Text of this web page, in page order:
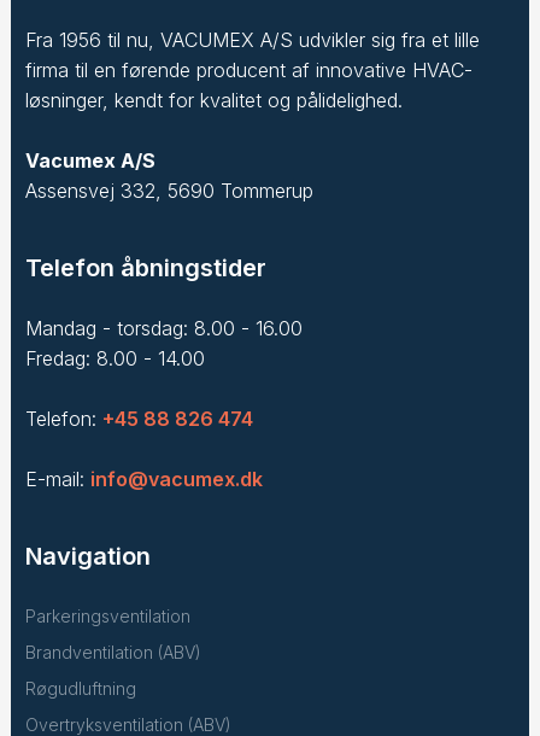
Fra 1956 til nu, VACUMEX A/S udvikler sig fra et lille
firma til en førende producent af innovative HVAC-
løsninger, kendt for kvalitet og pålidelighed.
Vacumex A/S
Assensvej 332, 5690 Tommerup
Telefon åbningstider
Mandag - torsdag: 8.00 - 16.00
Fredag: 8.00 - 14.00
Telefon: +45 88 826 474
E-mail: info@vacumex.dk
Navigation
Parkeringsventilation
Brandventilation (ABV)
Røgudluftning
Overtryksventilation (ABV)